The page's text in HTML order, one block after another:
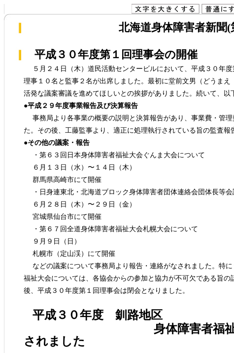
北海道身体障害者新聞(
平成３０年度第１回理事会の開催
５月２４日（木）道民活動センタービルにおいて、平成３０年度
理事１０名と監事２名が出席しました。最初に堂前文男（どうま
活発な議案審議を進めてほしいとの挨拶がありました。続いて、以
●平成２９年度事業報告及び決算報告
事務局より各事業の概要の説明と決算報告があり、事業費・管
た。その後、工藤監事より、適正に処理執行されている旨の監査報
●その他の議案・報告
・第６３回日本身体障害者福祉大会ぐんま大会について
６月１３日（水）〜１４日（木）
群馬県高崎市にて開催
・日身連東北・北海道ブロック身体障害者団体連絡会団体長等会
６月２８日（木）〜２９日（金）
宮城県仙台市にて開催
・第６７回全道身体障害者福祉大会札幌大会について
９月９日（日）
札幌市（定山渓）にて開催
などの議案について事務局より報告・連絡がなされました。特
福祉大会については、各協会からの参加と協力が不可欠である旨
後、平成３０年度第１回理事会は閉会となりました。
平成３０年度 釧路地区
身体障害者福祉協会理
されました